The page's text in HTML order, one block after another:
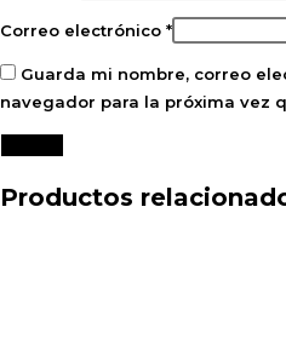
Correo electrónico *
Guarda mi nombre, correo
navegador para la próxima vez
Productos